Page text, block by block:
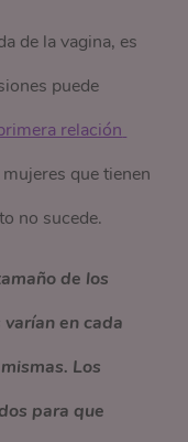
de la vagina, es
puede
relación
que tienen
no sucede.
de los
en cada
Los
para que